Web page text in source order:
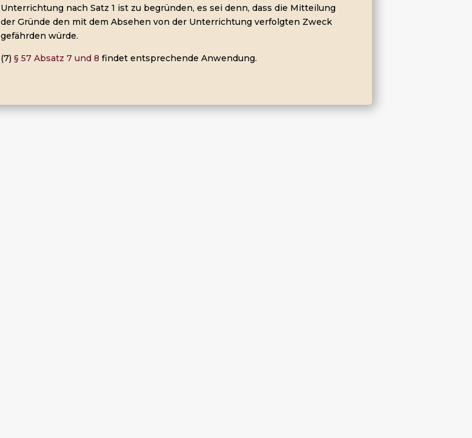
Unterrichtung nach Satz 1 ist zu begründen, es sei denn, dass die Mitteilung
der Gründe den mit dem Absehen von der Unterrichtung verfolgten Zweck
gefährden würde.
(7) § 57 Absatz 7 und 8 findet entsprechende Anwendung.